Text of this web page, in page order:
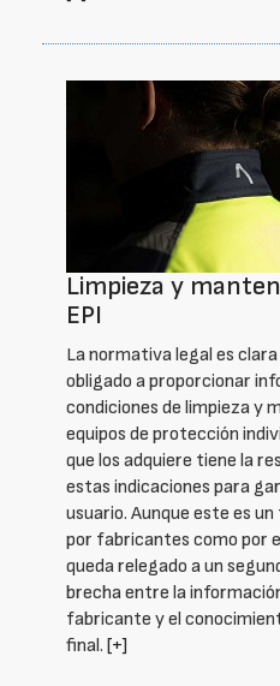
Limpieza y
EPI
La normativa legal es
obligado a proporcionar
condiciones de limpieza y
equipos de protección
que los adquiere tiene la
estas indicaciones para
usuario. Aunque este es
por fabricantes como por
queda relegado a un
brecha entre la
fabricante y el
final. [+]